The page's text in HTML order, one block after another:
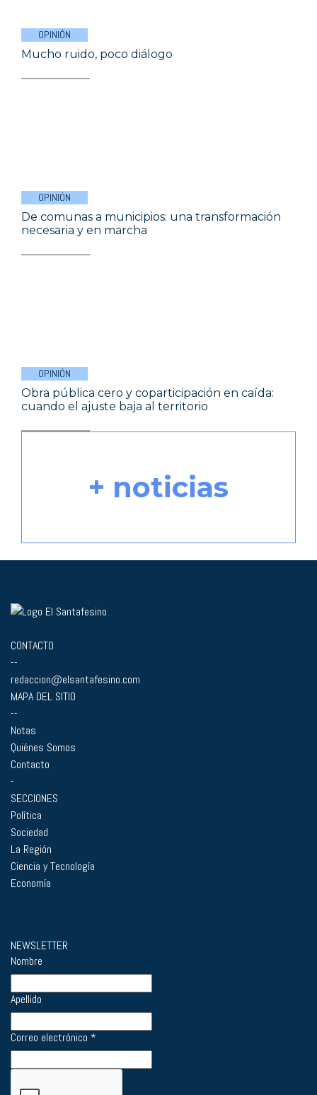
OPINIÓN
Mucho ruido, poco diálogo
OPINIÓN
De comunas a municipios: una transformación
necesaria y en marcha
OPINIÓN
Obra pública cero y coparticipación en caída:
cuando el ajuste baja al territorio
+ noticias
CONTACTO
--
redaccion@elsantafesino.com
MAPA DEL SITIO
--
Notas
Quiénes Somos
Contacto
-
SECCIONES
Política
Sociedad
La Región
Ciencia y Tecnología
Economía
NEWSLETTER
Nombre
Apellido
Correo electrónico *